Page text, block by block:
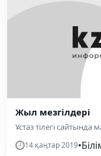
Жыл мезгілдері
Ұстаз тілегі сайтында
14 қаңтар 2019•